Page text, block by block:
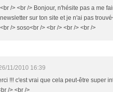
<br /> <br /> Bonjour, n'hésite pas a me
newsletter sur ton site et je n'ai pas
<br /> soso<br /> <br /> <br /> <br />
11/2010 16:39
!!! c'est vrai que cela peut-être super
/> <br />